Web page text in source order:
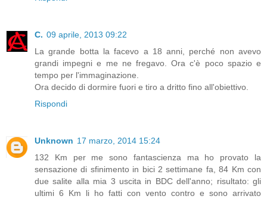
C. 09 aprile, 2013 09:22
La grande botta la facevo a 18 anni, perché non avevo
grandi impegni e me ne fregavo. Ora c'è poco spazio e
tempo per l'immaginazione.
Ora decido di dormire fuori e tiro a dritto fino all'obiettivo.
Rispondi
Unknown 17 marzo, 2014 15:24
132 Km per me sono fantascienza ma ho provato la
sensazione di sfinimento in bici 2 settimane fa, 84 Km con
due salite alla mia 3 uscita in BDC dell'anno; risultato: gli
ultimi 6 Km li ho fatti con vento contro e sono arrivato